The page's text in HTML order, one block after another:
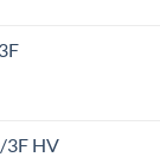
3F HV